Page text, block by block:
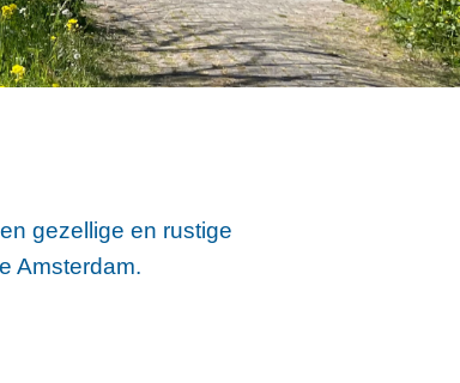
gezellige en rustige
Amsterdam.